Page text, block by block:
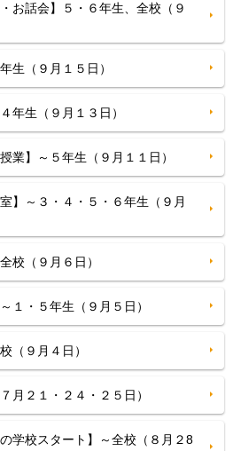
お話会】５・６年生、全校（９
生（９月１５日）
年生（９月１３日）
業】～５年生（９月１１日）
】～３・４・５・６年生（９月
校（９月６日）
１・５年生（９月５日）
（９月４日）
月２１・２４・２５日）
学校スタート】～全校（８月２8